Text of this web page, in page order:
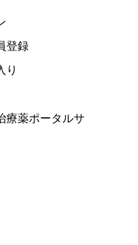
登録
り
療薬ポータルサ